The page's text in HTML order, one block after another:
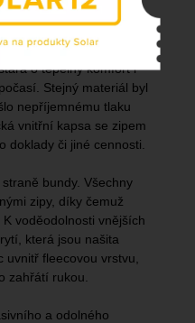
na omak příjemnou
o tepelný komfort i
Stejný materiál byl
nepříjemnému tlaku
vnitřní kapsa se zipem
doklady či jiné cennosti.
bundy. Všechny
zipy, díky čemuž
voděodolnosti vnějších
která jsou našita
fleecovou vrstvu,
zahřátí rukou.
a odolného